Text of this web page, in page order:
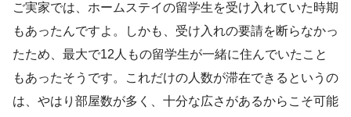
ご実家では、ホームステイの留学生を受け入れていた時期
もあったんですよ。しかも、受け入れの要請を断らなかっ
たため、最大で12人もの留学生が一緒に住んでいたこと
もあったそうです。これだけの人数が滞在できるというの
は、やはり部屋数が多く、十分な広さがあるからこそ可能